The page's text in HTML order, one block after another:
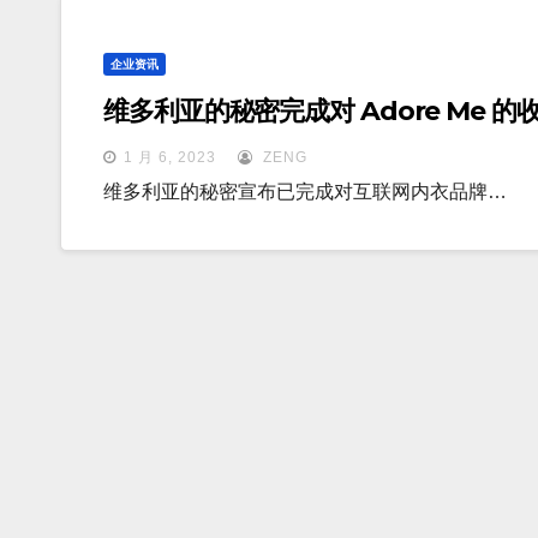
企业资讯
维多利亚的秘密完成对 Adore Me 的
1 月 6, 2023 ZENG
维多利亚的秘密宣布已完成对互联网内衣品牌…